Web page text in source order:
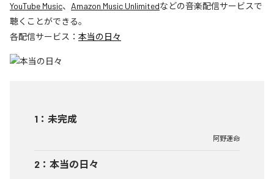
YouTube Music、 Amazon Music Unlimitedなどの音楽配信サービスで
聴くことができる。
各配信サービス： 本当の日々
1 ： 未完成
阿野運命
2 ： 本当の日々